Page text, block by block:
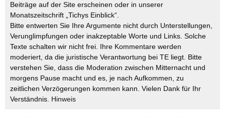
Beiträge auf der Site erscheinen oder in unserer
Monatszeitschrift „Tichys Einblick“.
Bitte entwerten Sie Ihre Argumente nicht durch Unterstellungen,
Verunglimpfungen oder inakzeptable Worte und Links. Solche
Texte schalten wir nicht frei. Ihre Kommentare werden
moderiert, da die juristische Verantwortung bei TE liegt. Bitte
verstehen Sie, dass die Moderation zwischen Mitternacht und
morgens Pause macht und es, je nach Aufkommen, zu
zeitlichen Verzögerungen kommen kann. Vielen Dank für Ihr
Verständnis. Hinweis